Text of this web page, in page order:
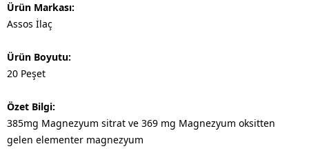
Ürün Markası:
Assos İlaç
Ürün Boyutu:
20 Peşet
Özet Bilgi:
385mg Magnezyum sitrat ve 369 mg Magnezyum oksitten
gelen elementer magnezyum